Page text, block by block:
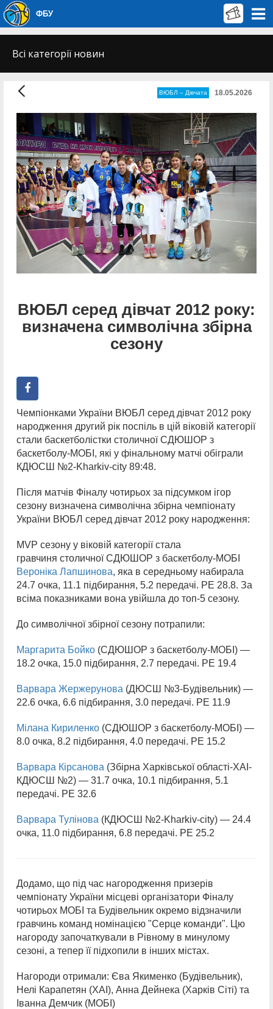
ФБУ
Всі категорії новин
ВЮБЛ – Дiвчата 18.05.2026
ВЮБЛ серед дівчат 2012 року:
визначена символічна збірна
сезону
Чемпіонками України ВЮБЛ серед дівчат 2012 року
народження другий рік поспіль в цій віковій категорії
стали баскетболістки столичної СДЮШОР з
баскетболу-МОБІ, які у фінальному матчі обіграли
КДЮСШ №2-Kharkiv-city 89:48.
Після матчів Фіналу чотирьох за підсумком ігор
сезону визначена символічна збірна чемпіонату
України ВЮБЛ серед дівчат 2012 року народження:
MVP сезону у віковій категорії стала
гравчиня столичної СДЮШОР з баскетболу-МОБІ
Вероніка Лапшинова, яка в середньому набирала
24.7 очка, 11.1 підбирання, 5.2 передачі. РЕ 28.8. За
всіма показниками вона увійшла до топ-5 сезону.
До символічної збірної сезону потрапили:
Маргарита Бойко (СДЮШОР з баскетболу-МОБІ) —
18.2 очка, 15.0 підбирання, 2.7 передачі. РЕ 19.4
Варвара Жержерунова (ДЮСШ №3-Будівельник) —
22.6 очка, 6.6 підбирання, 3.0 передачі. РЕ 11.9
Мілана Кириленко (СДЮШОР з баскетболу-МОБІ) —
8.0 очка, 8.2 підбирання, 4.0 передачі. РЕ 15.2
Варвара Кірсанова (Збірна Харківської області-ХАІ-
КДЮСШ №2) — 31.7 очка, 10.1 підбирання, 5.1
передачі. РЕ 32.6
Варвара Тулінова (КДЮСШ №2-Kharkiv-city) — 24.4
очка, 11.0 підбирання, 6.8 передачі. РЕ 25.2
Додамо, що під час нагородження призерів
чемпіонату України місцеві організатори Фіналу
чотирьох МОБІ та Будівельник окремо відзначили
гравчинь команд номінацією "Серце команди". Цю
нагороду започаткували в Рівному в минулому
сезоні, а тепер її підхопили в інших містах.
Нагороди отримали: Єва Якименко (Будівельник),
Нелі Карапетян (ХАІ), Анна Дейнека (Харків Сіті) та
Іванна Демчик (МОБІ)